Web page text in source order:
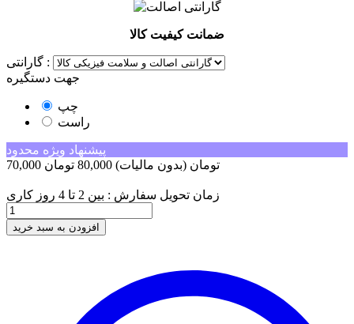
ضمانت کیفیت کالا
گارانتی :
جهت دستگیره
چپ
راست
پیشنهاد ویژه محدود
70,000 تومان (بدون مالیات) 80,000 تومان
زمان تحویل سفارش : بین 2 تا 4 روز کاری
افزودن به سبد خرید